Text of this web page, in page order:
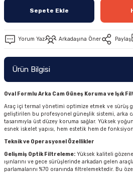
Sepete Ekle
Yorum Yaz Arkadaşına Öner Paylaş
Ürün Bilgisi
Oval Formlu Arka Cam Güneş Koruma ve Işık
Araç içi termal yönetimi optimize etmek ve sürüş
geliştirilen bu profesyonel güneşlik sistemi, arka
tasarımıyla üst düzey koruma sağlar. Yüksek
esnek iskelet yapısı, hem estetik hem de
Teknik ve Operasyonel Özellikler
Gelişmiş Optik Filtreleme: Yüksek kaliteli
ışınlarını ve gece sürüşlerinde arkadan gelen
parlamalarını %70 oranında filtrelemektedir. Bu